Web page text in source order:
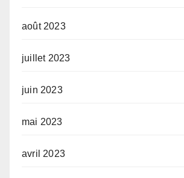
août 2023
juillet 2023
juin 2023
mai 2023
avril 2023